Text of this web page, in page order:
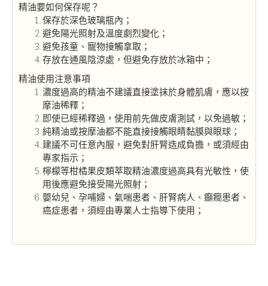
精油要如何保存呢？
保存於深色玻璃瓶內；
避免陽光照射及溫度劇烈變化；
避免孩童、寵物接觸拿取；
存放在通風陰涼處，但避免存放於冰箱中；
精油使用注意事項
濃度過高的精油不建議直接塗抹於身體肌膚，應以按
摩油稀釋；
即使已經稀釋過，使用前先做皮膚測試，以免過敏；
純精油或按摩油都不能直接接觸眼睛黏膜與眼球；
建議不可任意內服，避免對肝腎造成負擔，或須經由
專家指示；
檸檬等柑橘果皮類萃取精油濃度過高具有光敏性，使
用後應避免接受陽光照射；
嬰幼兒、孕哺婦、氣喘患者、肝腎病人、癲癇患者、
癌症患者，須經由專業人士指導下使用；